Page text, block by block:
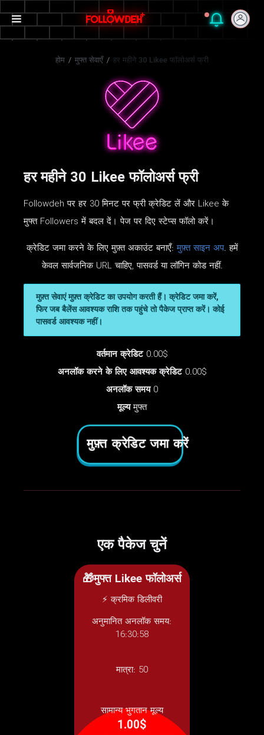
होम / मुफ्त सेवाएँ / हर महीने 30 Likee फॉलोअर्स फ्री
हर महीने 30 Likee फॉलोअर्स फ्री
Followdeh पर हर 30 मिनट पर फ्री क्रेडिट लें और Likee के
मुफ्त Followers में बदल दें। पेज पर दिए स्टेप्स फॉलो करें।
क्रेडिट जमा करने के लिए मुफ़्त अकाउंट बनाएँ:मुफ़्त साइन अप. हमें
केवल सार्वजनिक URL चाहिए, पासवर्ड या लॉगिन कोड नहीं.
मुफ़्त सेवाएं मुफ़्त क्रेडिट का उपयोग करती हैं। क्रेडिट जमा करें,
फिर जब बैलेंस आवश्यक राशि तक पहुंचे तो पैकेज प्राप्त करें। कोई
पासवर्ड आवश्यक नहीं।
वर्तमान क्रेडिट 0.00$
अनलॉक करने के लिए आवश्यक क्रेडिट 0.00$
अनलॉक समय0
मूल्यमुफ्त
मुफ़्त क्रेडिट जमा करें
एक पैकेज चुनें
🎁मुफ्त Likee फॉलोअर्स
⚡ क्रमिक डिलीवरी
अनुमानित अनलॉक समय:
16:30:58
मात्रा: 50
सामान्य भुगतान मूल्य
1.00$